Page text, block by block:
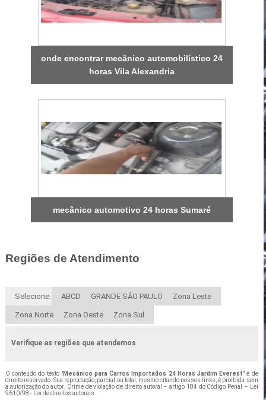
onde encontrar mecânico automobilístico 24
horas Vila Alexandria
mecânico automotivo 24 horas Sumaré
Regiões de Atendimento
Selecione: ABCD GRANDE SÃO PAULO Zona Leste
Zona Norte Zona Oeste Zona Sul
Verifique as regiões que atendemos
O conteúdo do texto "Mecânico para Carros Importados 24 Horas Jardim Everest" é de
direito reservado. Sua reprodução, parcial ou total, mesmo citando nossos links, é proibida sem
a autorização do autor. Crime de violação de direito autoral – artigo 184 do Código Penal – Lei
9610/98 - Lei de direitos autorais.